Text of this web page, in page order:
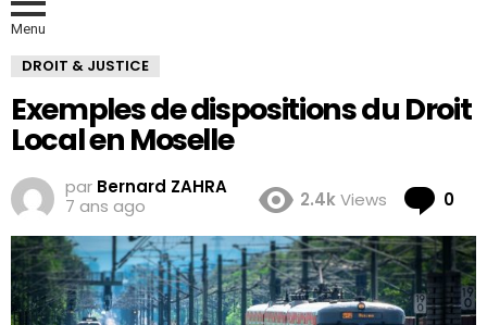
Menu
DROIT & JUSTICE
Exemples de dispositions du Droit
Local en Moselle
par Bernard ZAHRA
7 ans ago
2.4kViews 0